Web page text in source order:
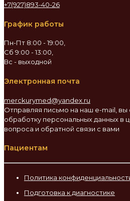
+7(927)893-40-26
График работы
Пн-Пт 8:00 - 19:00,
Сб 9:00 - 13:00,
Вс - выходной
Электронная почта
merckurymed@yandex.ru
Отправляя письмо на наш e-mail, вы
обработку персональных данных в
вопроса и обратной связи с вами
Пациентам
Политика
Подготовка к диагностике